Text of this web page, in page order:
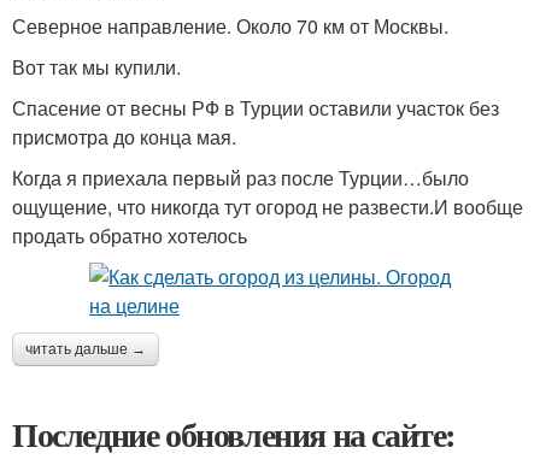
Северное направление. Около 70 км от Москвы.
Вот так мы купили.
Спасение от весны РФ в Турции оставили участок без
присмотра до конца мая.
Когда я приехала первый раз после Турции…было
ощущение, что никогда тут огород не развести.И вообще
продать обратно хотелось
читать дальше →
Последние обновления на сайте: